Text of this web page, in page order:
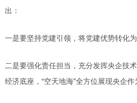
出：
一是要坚持党建引领，将党建优势转化
二是要强化责任担当，充分发挥央企技
经济底座，“空天地海”全方位展现央企作